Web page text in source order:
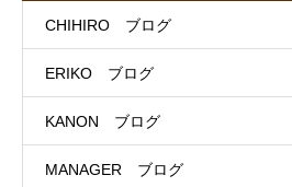
CHIHIRO ブログ
ERIKO ブログ
KANON ブログ
MANAGER ブログ